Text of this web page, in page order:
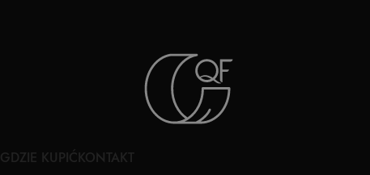
GDZIE KUPIĆKONTAKT